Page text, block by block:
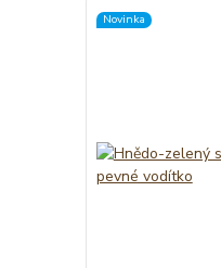
Novinka